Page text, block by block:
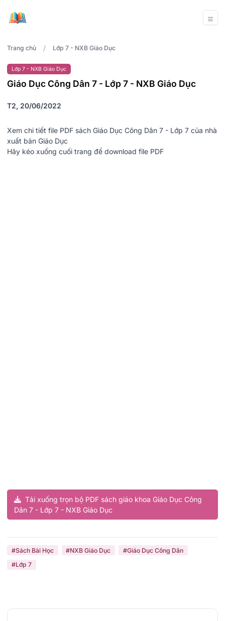
Trang chủ / Lớp 7 - NXB Giáo Dục
Lớp 7 - NXB Giáo Dục
Giáo Dục Công Dân 7 - Lớp 7 - NXB Giáo Dục
T2, 20/06/2022
Xem chi tiết file PDF sách Giáo Dục Công Dân 7 - Lớp 7 của nhà
xuất bản Giáo Dục
Hãy kéo xuống cuối trang để download file PDF
Tải xuống trọn bộ PDF sách giáo khoa Giáo Dục Công
Dân 7 - Lớp 7 - NXB Giáo Dục
#Sách Bài Học #NXB Giáo Dục
#Giáo Dục Công Dân
#Lớp 7